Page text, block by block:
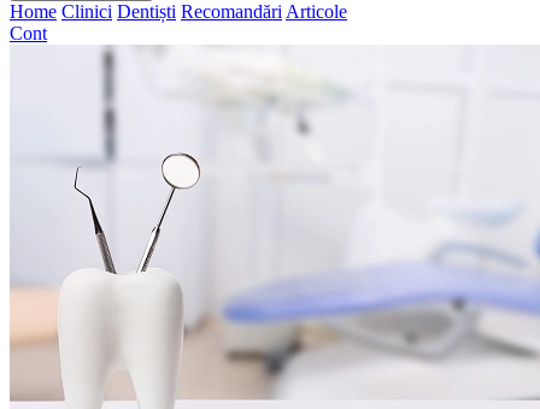
Home Clinici Dentiști Recomandări Articole
Cont